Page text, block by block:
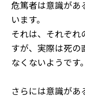
危篤者は意識があ
います。
それは、それぞれ
すが、実際は死の
なくないようです。
さらには意識があ